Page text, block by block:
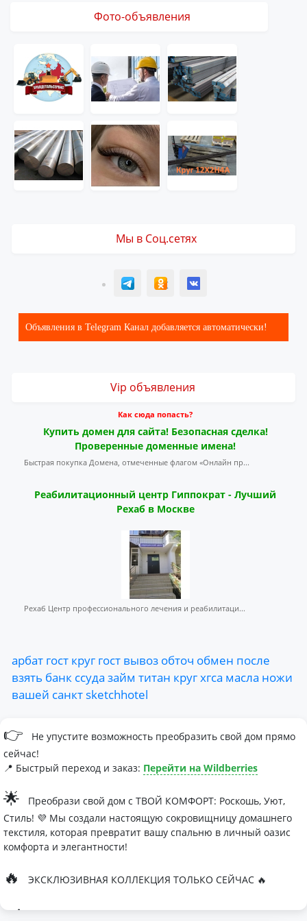
Фото-объявления
Мы в Соц.сетях
T ОК ВК
Объявления в Telegram Канал добавляется автоматически!
Vip объявления
Как сюда попасть?
Купить домен для сайта! Безопасная сделка!
Проверенные доменные имена!
Быстрая покупка Домена, отмеченные флагом «Онлайн пр...
Реабилитационный центр Гиппократ - Лучший
Рехаб в Москве
Рехаб Центр профессионального лечения и реабилитаци...
арбат гост круг гост вывоз обточ обмен после
взять банк ссуда займ титан кругхгса масла ножи
вашей санкт sketchhotel
👉
Не упустите возможность преобразить свой дом прямо
сейчас!
📍 Быстрый переход и заказ: Перейти на Wildberries
🌟
Преобрази свой дом с ТВОЙ КОМФОРТ: Роскошь, Уют,
Стиль! 💜 Мы создали настоящую сокровищницу домашнего
текстиля, которая превратит вашу спальню в личный оазис
комфорта и элегантности!
🔥 ЭКСКЛЮЗИВНАЯ КОЛЛЕКЦИЯ ТОЛЬКО СЕЙЧАС 🔥
🛏